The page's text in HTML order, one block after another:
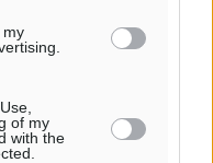
my
of my
with the